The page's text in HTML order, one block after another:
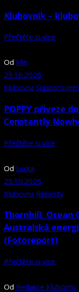
Klubovník –
Přečtěte si více
Od Min
29.10.2025
Klubovna
POPPY přiveze
Constantly
Přečtěte si více
Od Lucka
25.10.2025
Klubovna Reporty
Thornhill, Ocean
Australská
(Fotoreport)
Přečtěte si více
Od Redakce Klubovny